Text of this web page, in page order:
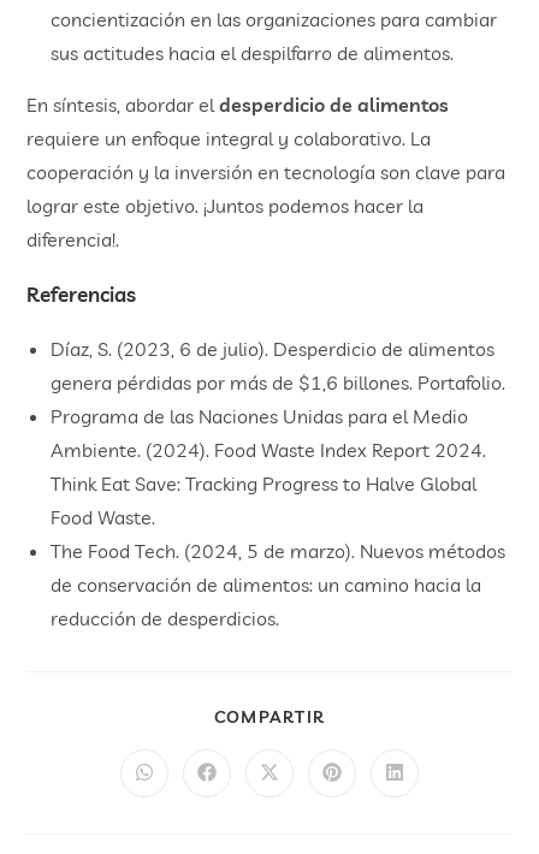
concientización en las organizaciones para cambiar
sus actitudes hacia el despilfarro de alimentos.
En síntesis, abordar eldesperdicio de alimentos
requiere un enfoque integral y colaborativo. La
cooperación y la inversión en tecnología son clave para
lograr este objetivo. ¡Juntos podemos hacer la
diferencia!.
Referencias
Díaz, S. (2023, 6 de julio). Desperdicio de alimentos
genera pérdidas por más de $1,6 billones. Portafolio.
Programa de las Naciones Unidas para el Medio
Ambiente. (2024). Food Waste Index Report 2024.
Think Eat Save: Tracking Progress to Halve Global
Food Waste.
The Food Tech. (2024, 5 de marzo). Nuevos métodos
de conservación de alimentos: un camino hacia la
reducción de desperdicios.
COMPARTIR